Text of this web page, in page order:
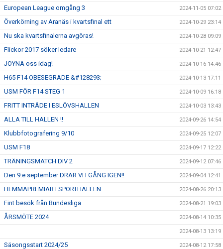
European League omgång 3 2024-11-05 07:02
Överkörning av Aranäs i kvartsfinal ett 2024-10-29 23:14
Nu ska kvartsfinalerna avgöras! 2024-10-28 09:09
Flickor 2017 söker ledare 2024-10-21 12:47
JOYNA oss idag! 2024-10-16 14:46
H65 F14 OBESEGRADE &#128293; 2024-10-13 17:11
USM FÖR F14 STEG 1 2024-10-09 16:18
FRITT INTRÄDE I ESLÖVSHALLEN 2024-10-03 13:43
ALLA TILL HALLEN !! 2024-09-26 14:54
Klubbfotografering 9/10 2024-09-25 12:07
USM F18 2024-09-17 12:22
TRÄNINGSMATCH DIV 2 2024-09-12 07:46
Den 9:e september DRAR VI I GÅNG IGEN!! 2024-09-04 12:41
HEMMAPREMIÄR I SPORTHALLEN 2024-08-26 20:13
Fint besök från Bundesliga 2024-08-21 19:03
ÅRSMÖTE 2024 2024-08-14 10:35
2024-08-13 13:19
Säsongsstart 2024/25 2024-08-12 17:58